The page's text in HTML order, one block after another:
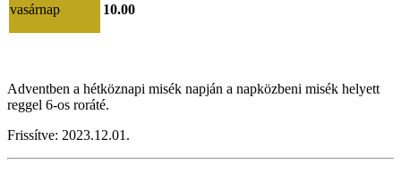
vasárnap 10.00
Adventben a hétköznapi misék napján a napközbeni misék helyett
reggel 6-os roráté.
Frissítve: 2023.12.01 .